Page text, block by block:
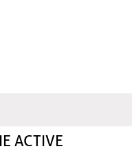
ACTIVE